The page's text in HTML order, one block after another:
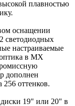
плавностью
оснащении
светодиодных
настраиваемые
в MX
дополнен
оттенков.
19" или 20" в